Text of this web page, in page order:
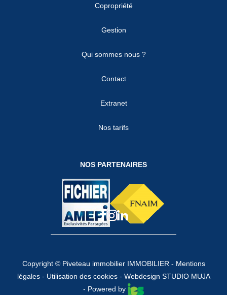
Copropriété
Gestion
Qui sommes nous ?
Contact
Extranet
Nos tarifs
NOS PARTENAIRES
Copyright © Piveteau immobilier IMMOBILIER - Mentions
légales - Utilisation des cookies - Webdesign STUDIO MUJA
- Powered by